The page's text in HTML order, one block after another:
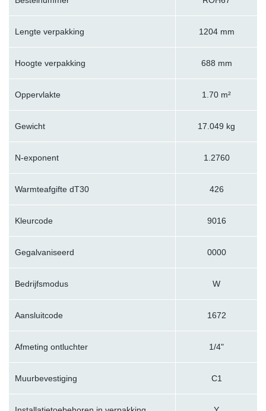
Lengte verpakking 1204 mm
Hoogte verpakking 688 mm
Oppervlakte 1.70 m²
Gewicht 17.049 kg
N-exponent 1.2760
Warmteafgifte dT30 426
Kleurcode 9016
Gegalvaniseerd 0000
Bedrijfsmodus W
Aansluitcode 1672
Afmeting ontluchter 1/4"
Muurbevestiging C1